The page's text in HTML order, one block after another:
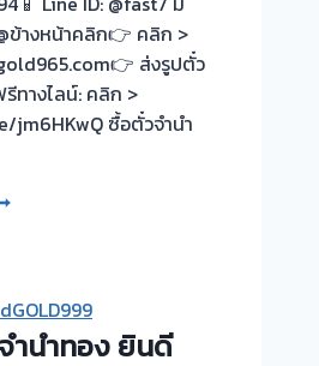
ข้างหน้าคลิก👉 คลิก >
ส่งรูปตั๋ว
รีทางไลน์: คลิก >
jm6HKwQ ซื้อตั๋วจำนำ
ง-
ตำนำทอง ยินดี